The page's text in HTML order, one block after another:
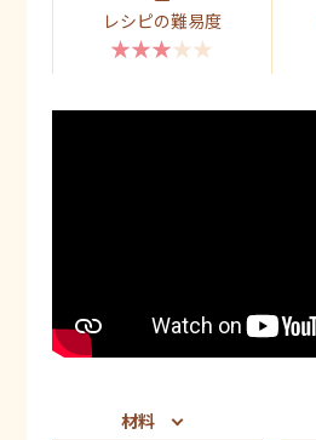
レシピの難易度
★★★★★
材料